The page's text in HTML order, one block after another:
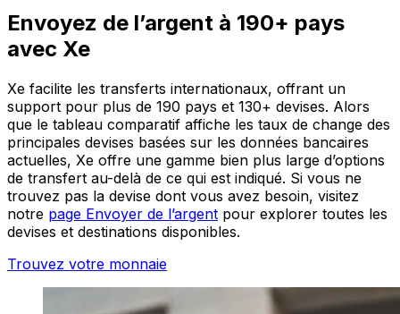
Envoyez de l’argent à 190+ pays
avec Xe
Xe facilite les transferts internationaux, offrant un
support pour plus de 190 pays et 130+ devises. Alors
que le tableau comparatif affiche les taux de change des
principales devises basées sur les données bancaires
actuelles, Xe offre une gamme bien plus large d’options
de transfert au-delà de ce qui est indiqué. Si vous ne
trouvez pas la devise dont vous avez besoin, visitez
notre page Envoyer de l’argent pour explorer toutes les
devises et destinations disponibles.
Trouvez votre monnaie